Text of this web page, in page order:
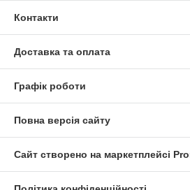
Контакти
Доставка та оплата
Графік роботи
Повна версія сайту
Сайт створено на маркетплейсі